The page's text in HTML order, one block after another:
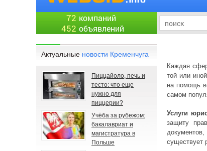
72 компаний
452 объявлений
Каждая
той или
на помощь
самом
Услуги
защиту
существует
Актуальные новости Кременчуга
Пиццайоло, печь и
тесто: что еще
нужно для
пиццерии?
Учёба за рубежом:
бакалавриат и
магистратура в
Польше